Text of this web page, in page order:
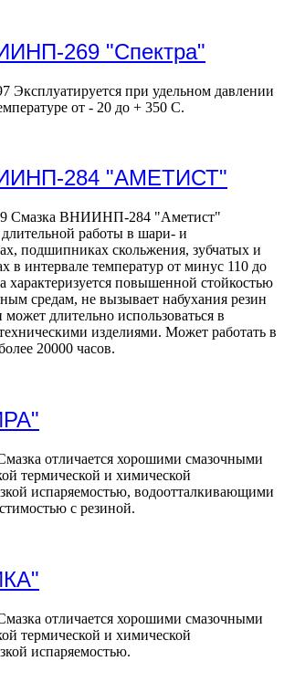
269 "Спектра"
Эксплуатируется при удельном давлении
от - 20 до + 350 С.
284 "АМЕТИСТ"
Смазка ВНИИНП-284 "Аметист"
длительной работы в шари- и
подшипниках скольжения, зубчатых и
в интервале температур от минус 110 до
повышенной стойкостью
средам, не вызывает набухания резин
длительно использоваться в
изделиями. Может работать в
20000 часов.
отличается хорошими смазочными
термической и химической
испаряемостью, водоотталкивающими
с резиной.
отличается хорошими смазочными
термической и химической
испаряемостью.